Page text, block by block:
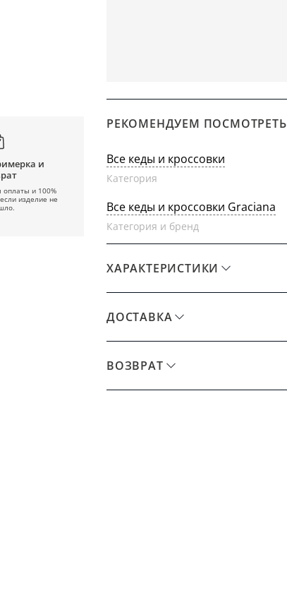
и
оплаты и 100%
изделие не
РЕКОМЕНДУЕМ ПОСМОТРЕТЬ
Все кеды и кроссовки
Категория
Все кеды и кроссовки Graciana
Категория и бренд
ХАРАКТЕРИСТИКИ
ДОСТАВКА
ВОЗВРАТ